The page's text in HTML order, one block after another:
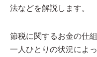
法などを解説します。
節税に関するお金の仕
一人ひとりの状況によ